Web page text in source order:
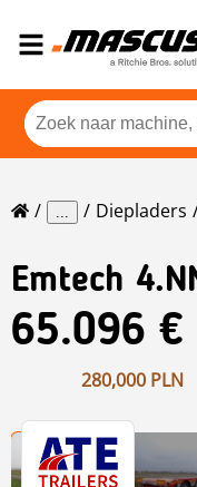
... Diepladers
Emtech
65.096 €
280,000 PLN